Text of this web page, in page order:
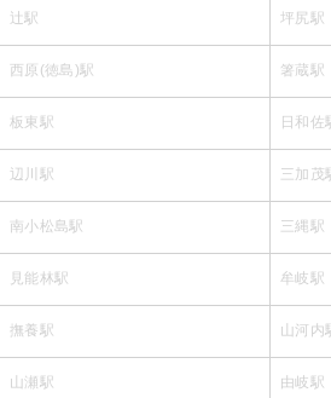
辻駅 坪尻駅
西原(徳島)駅 箸蔵駅
板東駅 日和佐
辺川駅 三加茂
南小松島駅 三縄駅
見能林駅 牟岐駅
撫養駅 山河内
山瀬駅 由岐駅